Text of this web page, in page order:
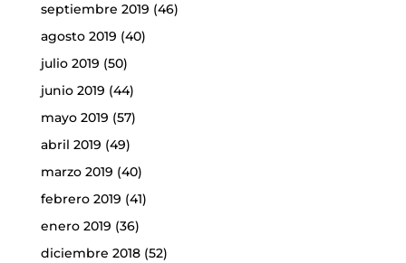
septiembre 2019 (46)
agosto 2019 (40)
julio 2019 (50)
junio 2019 (44)
mayo 2019 (57)
abril 2019 (49)
marzo 2019 (40)
febrero 2019 (41)
enero 2019 (36)
diciembre 2018(52)